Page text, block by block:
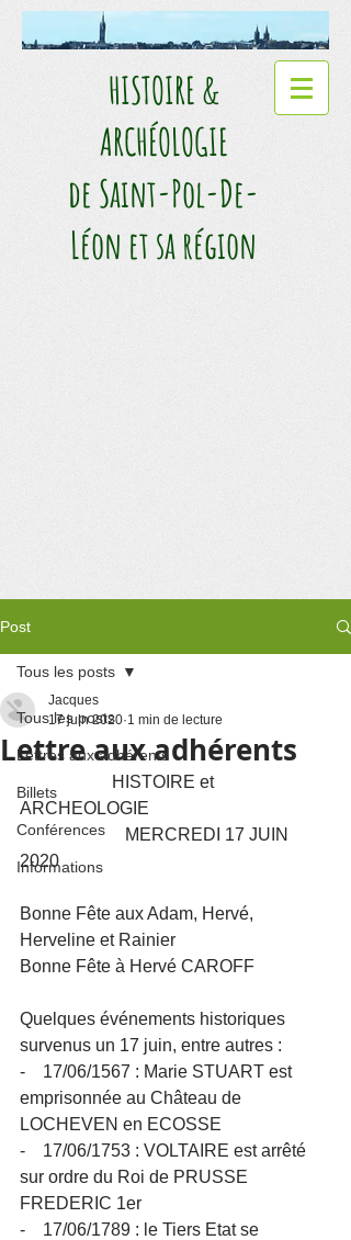
HISTOIRE &
ARCHÉOLOGIE​
de Saint-Pol-De-
Léon et sa région
Post
Tous les posts
Lettres aux adhérents
Billets
Conférences
Informations
Tous les posts
Lettre aux adhérents
Jacques
17 juin 2020 1 min de lecture
ARCHEOLOGIE
                        MERCREDI 17 JUIN
2020
Bonne Fête aux Adam, Hervé,
Herveline et Rainier
Bonne Fête à Hervé CAROFF
Quelques événements historiques
survenus un 17 juin, entre autres :
-    17/06/1567 : Marie STUART est
emprisonnée au Château de
LOCHEVEN en ECOSSE
-    17/06/1753 : VOLTAIRE est arrêté
sur ordre du Roi de PRUSSE
FREDERIC 1er
-    17/06/1789 : le Tiers Etat se